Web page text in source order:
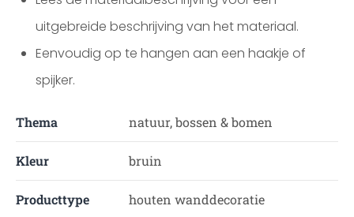
uitgebreide beschrijving van het materiaal.
Eenvoudig op te hangen aan een haakje of
spijker.
Thema natuur, bossen & bomen
Kleur bruin
Producttype houten wanddecoratie